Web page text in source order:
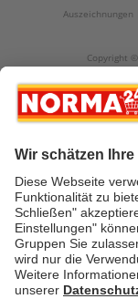
Auszeichnungen
Copyright